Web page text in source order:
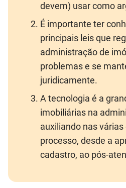
devem) usar como
É importante ter
principais leis que
administração de
problemas e se
juridicamente.
A tecnologia é a
imobiliárias na
auxiliando nas
processo, desde a
cadastro, ao pós-